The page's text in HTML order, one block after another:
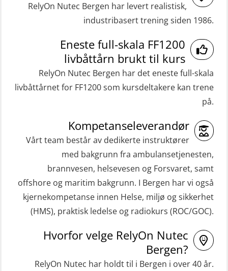
RelyOn Nutec Bergen har levert realistisk,
industribasert trening siden 1986.
Eneste full-skala FF1200
livbåttårn brukt til kurs
RelyOn Nutec Bergen har det eneste full-skala
livbåttårnet for FF1200 som kursdeltakere kan trene
på.
Kompetanseleverandør
Vårt team består av dedikerte instruktører
med bakgrunn fra ambulansetjenesten,
brannvesen, helsevesen og Forsvaret, samt
offshore og maritim bakgrunn. I Bergen har vi også
kjernekompetanse innen Helse, miljø og sikkerhet
(HMS), praktisk ledelse og radiokurs (ROC/GOC).
Hvorfor velge RelyOn Nutec
Bergen?
RelyOn Nutec har holdt til i Bergen i over 40 år.